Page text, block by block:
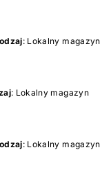
: Lokalny magazyn
: Lokalny magazyn
: Lokalny magazyn